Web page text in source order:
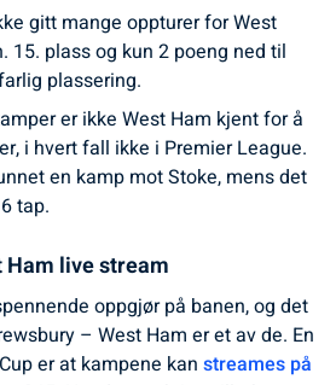
gitt mange oppturer for West
15. plass og kun 2 poeng ned til
plassering.
er ikke West Ham kjent for å
i hvert fall ikke i Premier League.
en kamp mot Stoke, mens det
tap.
Ham live stream
oppgjør på banen, og det
– West Ham er et av de. En
er at kampene kan streames på